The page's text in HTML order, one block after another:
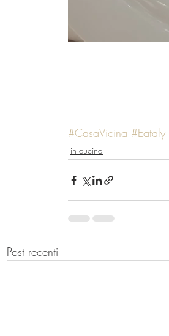
#CasaVicina #Eataly
in cucina
Post recenti